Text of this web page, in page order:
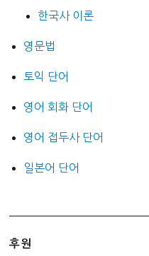
한국사 이론
영문법
토익 단어
영어 회화 단어
영어 접두사 단어
일본어 단어
후원